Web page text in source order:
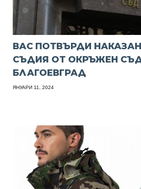
ВАС ПОТВЪРДИ
СЪДИЯ ОТ ОКРЪЖЕН
БЛАГОЕВГРАД
ЯНУАРИ 11, 2024